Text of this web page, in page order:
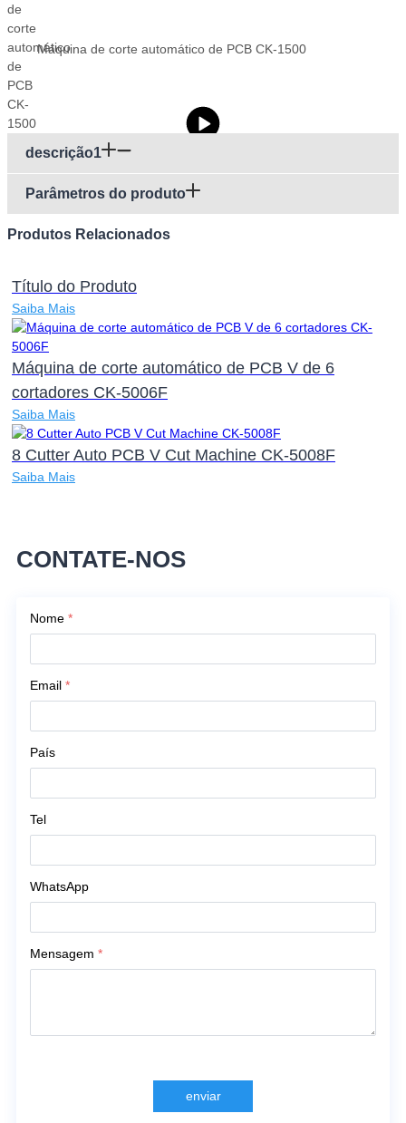
Máquina de corte automático de PCB CK-1500
descrição1
Parâmetros do produto
Produtos Relacionados
Título do Produto
Saiba Mais
Máquina de corte automático de PCB V de 6
cortadores CK-5006F
Saiba Mais
8 Cutter Auto PCB V Cut Machine CK-5008F
Saiba Mais
CONTATE-NOS
Nome *
Email *
País
Tel
WhatsApp
Mensagem *
enviar